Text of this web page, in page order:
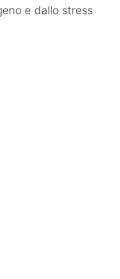
e dallo stress